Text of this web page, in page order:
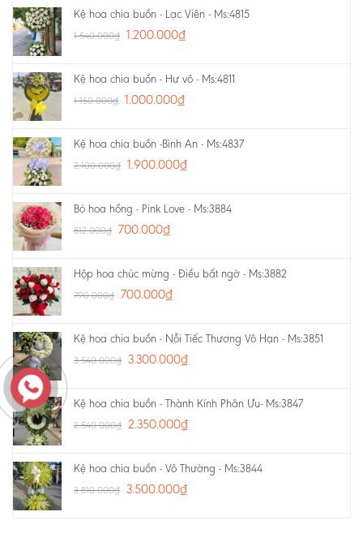
Kệ hoa chia buồn - Lạc Viên - Ms:4815
1.540.000₫ 1.200.000₫
Kệ hoa chia buồn - Hư vô - Ms:4811
1.150.000₫ 1.000.000₫
Kệ hoa chia buồn -Bình An - Ms:4837
2.100.000₫ 1.900.000₫
Bó hoa hồng - Pink Love - Ms:3884
812.000₫ 700.000₫
Hộp hoa chúc mừng - Điều bất ngờ - Ms:3882
790.000₫ 700.000₫
Kệ hoa chia buồn - Nỗi Tiếc Thương Vô Hạn - Ms:3851
3.540.000₫ 3.300.000₫
Kệ hoa chia buồn - Thành Kính Phân Ưu- Ms:3847
2.540.000₫ 2.350.000₫
Kệ hoa chia buồn - Vô Thường - Ms:3844
3.810.000₫ 3.500.000₫